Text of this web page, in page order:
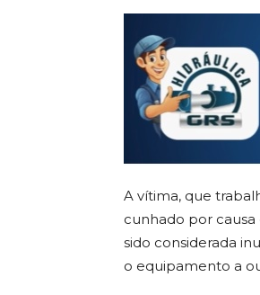
A vítima, que
cunhado por
sido considerada
o equipamento a